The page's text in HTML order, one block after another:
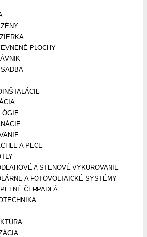
PLOCHY
A PECE
A STENOVÉ VYKUROVANIE
A FOTOVOLTAICKÉ SYSTÉMY
ČERPADLÁ